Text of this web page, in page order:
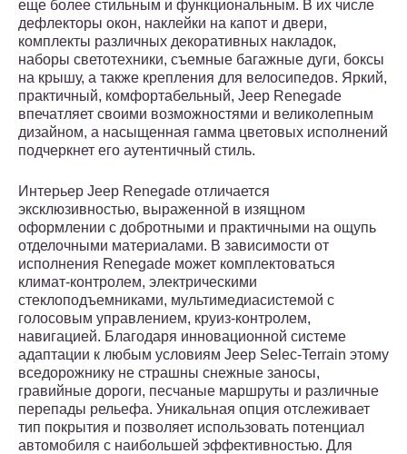
еще более стильным и функциональным. В их числе
дефлекторы окон, наклейки на капот и двери,
комплекты различных декоративных накладок,
наборы светотехники, съемные багажные дуги, боксы
на крышу, а также крепления для велосипедов. Яркий,
практичный, комфортабельный, Jeep Renegade
впечатляет своими возможностями и великолепным
дизайном, а насыщенная гамма цветовых исполнений
подчеркнет его аутентичный стиль.
Интерьер Jeep Renegade отличается
эксклюзивностью, выраженной в изящном
оформлении с добротными и практичными на ощупь
отделочными материалами. В зависимости от
исполнения Renegade может комплектоваться
климат-контролем, электрическими
стеклоподъемниками, мультимедиасистемой с
голосовым управлением, круиз-контролем,
навигацией. Благодаря инновационной системе
адаптации к любым условиям Jeep Selec-Terrain этому
вседорожнику не страшны снежные заносы,
гравийные дороги, песчаные маршруты и различные
перепады рельефа. Уникальная опция отслеживает
тип покрытия и позволяет использовать потенциал
автомобиля с наибольшей эффективностью. Для